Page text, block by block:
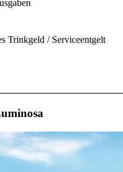
Trinkgeld / Serviceentgelt